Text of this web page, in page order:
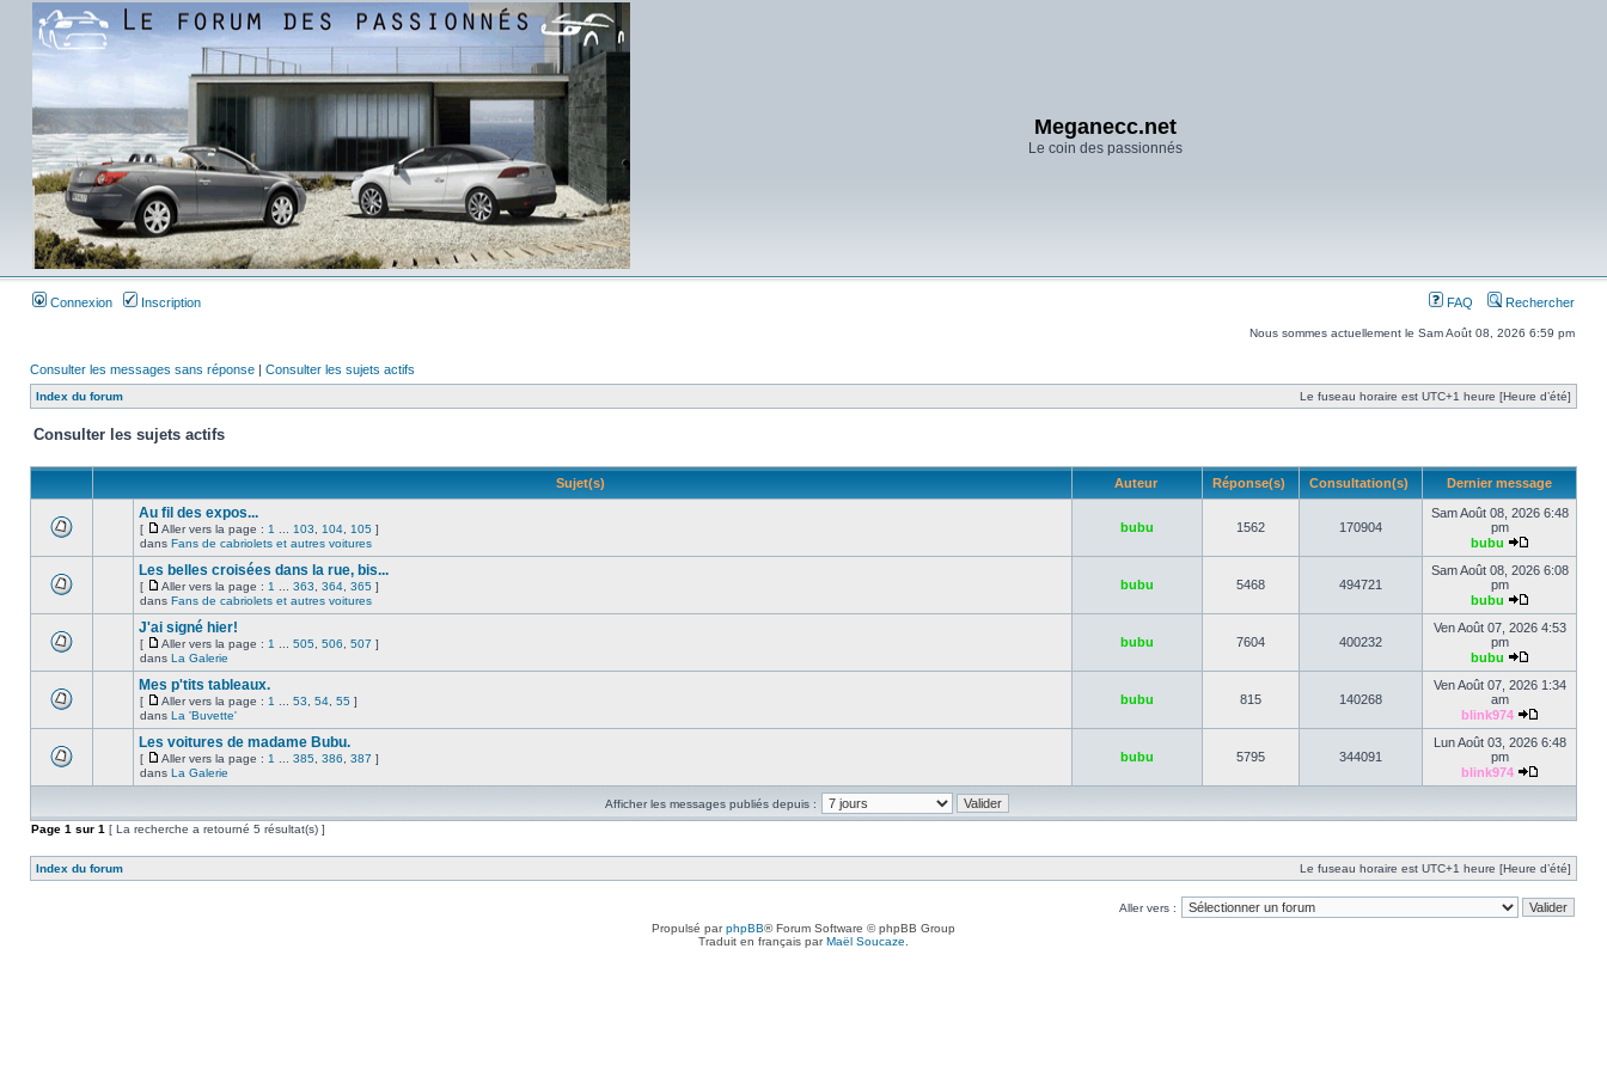
Meganecc.net
Le coin des passionnés
Connexion Inscription FAQ Rechercher
Nous sommes actuellement le Sam Août 08, 2026 6:59 pm
Consulter les messages sans réponse | Consulter les sujets actifs
Index du forum Le fuseau horaire est UTC+1 heure [Heure d’été]
Consulter les sujets actifs
Sujet(s) Auteur Réponse(s) Consultation(s) Dernier message
Au fil des expos...
[ Aller vers la page : 1 103 104 105 ]
dans Fans de cabriolets et autres voitures
bubu 1562 170904
Sam Août 08, 2026 6:48
pm
bubu
Les belles croisées dans la rue, bis...
[ Aller vers la page : 1 363 364 365 ]
dans Fans de cabriolets et autres voitures
bubu 5468 494721
Sam Août 08, 2026 6:08
pm
bubu
J'ai signé hier!
[ Aller vers la page : 1 505 506 507 ]
dans La Galerie
bubu 7604 400232
Ven Août 07, 2026 4:53
pm
bubu
Mes p'tits tableaux.
[ Aller vers la page : 1 53 54 55 ]
dans La 'Buvette'
bubu 815 140268
Ven Août 07, 2026 1:34
am
blink974
Les voitures de madame Bubu.
[ Aller vers la page : 1 385 386 387 ]
dans La Galerie
bubu 5795 344091
Lun Août 03, 2026 6:48
pm
blink974
Afficher les messages publiés depuis :
Page 1 sur 1 [ La recherche a retourné 5 résultat(s) ]
Index du forum Le fuseau horaire est UTC+1 heure [Heure d’été]
Aller vers :
Propulsé parphpBB® Forum Software © phpBB Group
Traduit en français parMaël Soucaze